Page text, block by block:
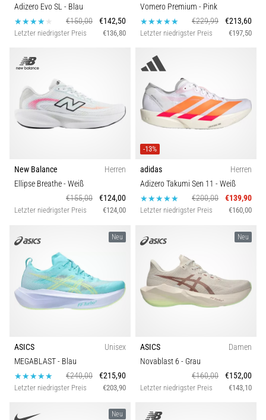
Adizero Evo SL - Blau
€150,00
€142,50
Letzter niedrigster Preis €136,80
Vomero Premium - Pink
€229,99
€213,60
Letzter niedrigster Preis €197,50
New Balance
Herren
Ellipse Breathe- Weiß
€155,00
€124,00
Letzter niedrigster Preis €124,00
-13%
adidas
Herren
Adizero Takumi Sen 11 - Weiß
€200,00
€139,90
Letzter niedrigster Preis €160,00
Neu
ASICS
Unisex
MEGABLAST- Blau
€240,00
€215,90
Letzter niedrigster Preis €203,90
Neu
ASICS
Damen
Novablast 6 - Grau
€160,00
€152,00
Letzter niedrigster Preis €143,10
Neu